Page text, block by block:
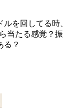
を回してる時、
当たる感覚？振
る？